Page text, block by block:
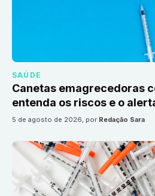
SAÚDE
Canetas emagrecedoras
entenda os riscos e o
5 de agosto de 2026, por Redação Sara